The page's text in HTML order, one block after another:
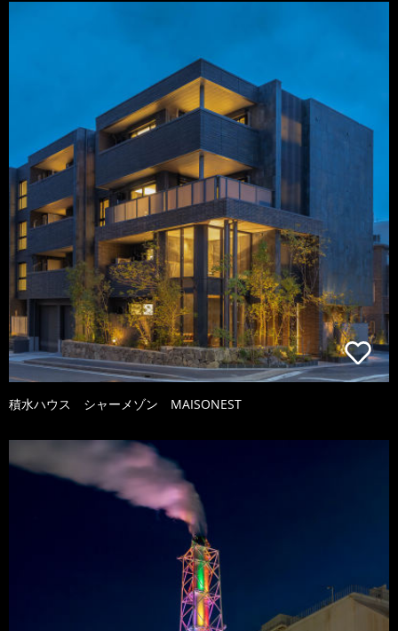
積水ハウス シャーメゾン MAISONEST